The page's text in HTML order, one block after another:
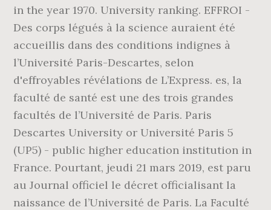
in the year 1970. University ranking. EFFROI -
Des corps légués à la science auraient été
accueillis dans des conditions indignes à
l’Université Paris-Descartes, selon
d'effroyables révélations de L’Express. es, la
faculté de santé est une des trois grandes
facultés de l’Université de Paris. Paris
Descartes University or Université Paris 5
(UP5) - public higher education institution in
France. Pourtant, jeudi 21 mars 2019, est paru
au Journal officiel le décret officialisant la
naissance de l’Université de Paris. La Faculté